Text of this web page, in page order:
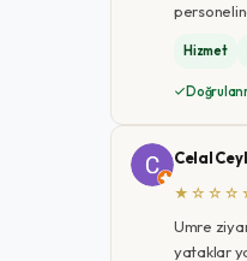
Hizmet
Celal
Umre
yataklar